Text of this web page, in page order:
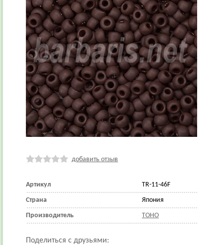
добавить отзыв
Артикул TR-11-46F
Страна Япония
Производитель TOHO
Поделиться с друзьями: